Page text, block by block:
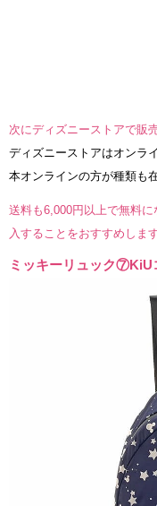
次にディズニーストアで販
ディズニーストアはオンラ
本オンラインの方が種類も
送料も6,000円以上で無料
入することをおすすめします
ミッキーリュック⑦KiU